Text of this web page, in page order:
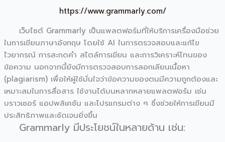
https://www.grammarly.com/
เว็บไซต์ Grammarly เป็นแพลตฟอร์มที่ให้บริการเครื่องมือช่วย
ในการเขียนภาษาอังกฤษ โดยใช้ AI ในการตรวจสอบและแก้ไข
ไวยากรณ์ การสะกดคำ สไตล์การเขียน และการวิเคราะห์โทนของ
ข้อความ นอกจากนี้ยังมีการตรวจสอบการลอกเลียนเนื้อหา
(plagiarism) เพื่อให้ผู้ใช้มั่นใจว่าข้อความของตนมีความถูกต้องและ
เหมาะสมในการสื่อสาร ใช้งานได้บนหลากหลายแพลตฟอร์ม เช่น
บราวเซอร์ แอปพลิเคชัน และโปรแกรมต่าง ๆ ซึ่งช่วยให้การเขียนมี
ประสิทธิภาพและชัดเจนยิ่งขึ้น
Grammarly มีประโยชน์ในหลายด้าน เช่น: